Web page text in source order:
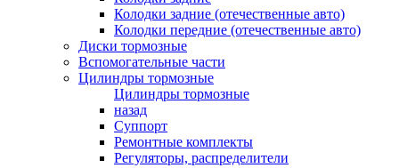
Колодки задние (отечественные авто)
Колодки передние (отечественные авто)
Диски тормозные
Вспомогательные части
Цилиндры тормозные
Цилиндры тормозные
назад
Суппорт
Ремонтные комплекты
Регуляторы, распределители